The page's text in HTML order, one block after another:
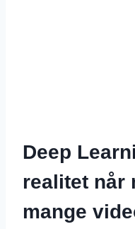
Deep
realitet når
mange